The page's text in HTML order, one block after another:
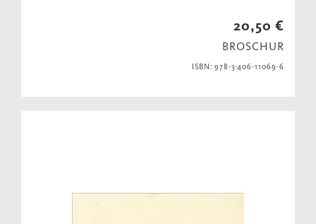
20,50 €
BROSCHUR
ISBN: 978-3-406-11069-6